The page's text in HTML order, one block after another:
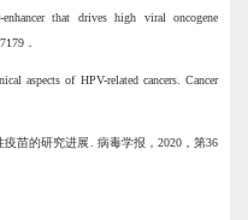
that drives high viral oncogene
．
aspects of HPV-related cancers.Cancer
苗的研究进展. 病毒学报，2020，第36